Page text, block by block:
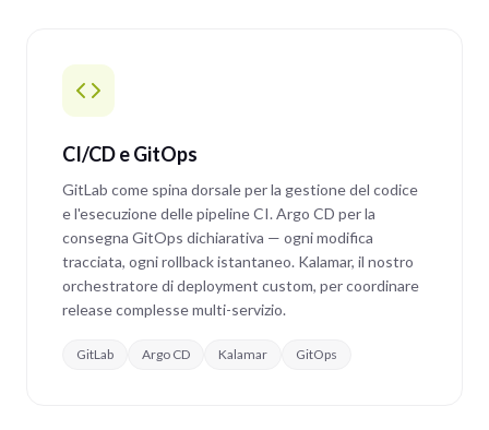
CI/CD e GitOps
GitLab come spina dorsale per la gestione del codice
e l'esecuzione delle pipeline CI. Argo CD per la
consegna GitOps dichiarativa — ogni modifica
tracciata, ogni rollback istantaneo. Kalamar, il nostro
orchestratore di deployment custom, per coordinare
release complesse multi-servizio.
GitLab Argo CD Kalamar GitOps